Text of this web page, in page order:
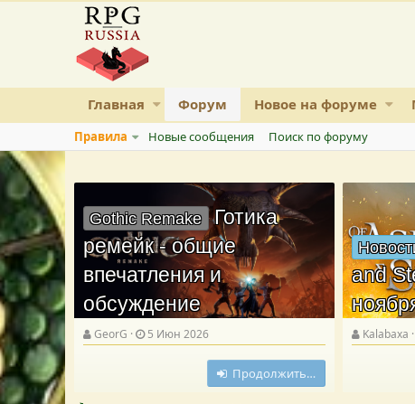
Главная Форум Новое на форуме
Правила Новые сообщения Поиск по форуму
Gothic Remake Готика
ремейк - общие
впечатления и
обсуждение
GeorG 5 Июн 2026
Продолжить…
and
Kalabaxa